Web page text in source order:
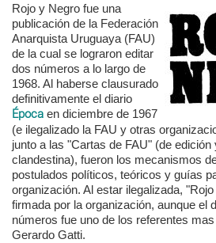
Rojo y Negro fue una
publicación de la Federación
Anarquista Uruguaya (FAU)
de la cual se lograron editar
dos números a lo largo de
1968. Al haberse clausurado
definitivamente el diario
Época en diciembre de 1967
(e ilegalizado la FAU y otras
junto a las "Cartas de FAU" (de
clandestina), fueron los mecanismos
postulados políticos, teóricos y guías
organización. Al estar ilegalizada,
firmada por la organización, aunque el
números fue uno de los referentes
Gerardo Gatti.